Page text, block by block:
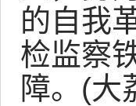
的自我
检监察
障。(大